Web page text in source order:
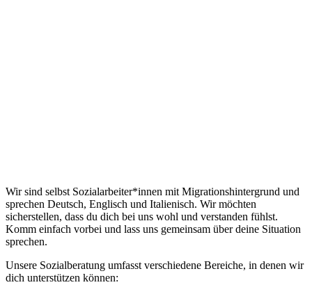
Wir sind selbst Sozialarbeiter*innen mit Migrationshintergrund und
sprechen Deutsch, Englisch und Italienisch. Wir möchten
sicherstellen, dass du dich bei uns wohl und verstanden fühlst.
Komm einfach vorbei und lass uns gemeinsam über deine Situation
sprechen.
Unsere Sozialberatung umfasst verschiedene Bereiche, in denen wir
dich unterstützen können: